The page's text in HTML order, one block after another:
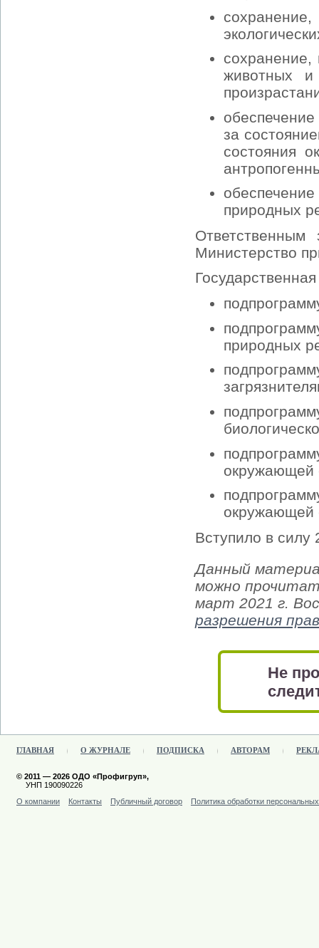
сохранение,
животных
за
состояния
природных
Ответственным
Министерство
природных
окружающей
окружающей
Вступило в силу
Данный
можно
март 2021 г.
разрешения
Не
ГЛАВНАЯ О ЖУРНАЛЕ ПОДПИСКА АВТОРАМ
© 2011 — 2026 ОДО «Профигруп»,
УНП 190090226
О компании
Контакты Публичный договор Политика обработки